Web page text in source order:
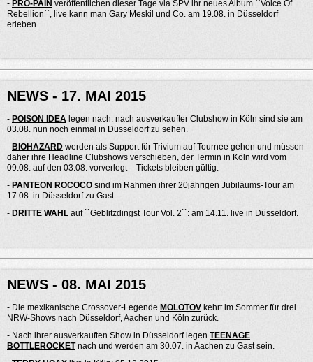
- PRO-PAIN veröffentlichen dieser Tage via SPV ihr neues Album ``Voice Of
Rebellion``, live kann man Gary Meskil und Co. am 19.08. in Düsseldorf
erleben.
NEWS - 17. MAI 2015
- POISON IDEA legen nach: nach ausverkaufter Clubshow in Köln sind sie am
03.08. nun noch einmal in Düsseldorf zu sehen.
- BIOHAZARD werden als Support für Trivium auf Tournee gehen und müssen
daher ihre Headline Clubshows verschieben, der Termin in Köln wird vom
09.08. auf den 03.08. vorverlegt – Tickets bleiben gültig.
- PANTEON ROCOCO sind im Rahmen ihrer 20jährigen Jubiläums-Tour am
17.08. in Düsseldorf zu Gast.
- DRITTE WAHL auf ``Geblitzdingst Tour Vol. 2``: am 14.11. live in Düsseldorf.
NEWS - 08. MAI 2015
- Die mexikanische Crossover-Legende MOLOTOV kehrt im Sommer für drei
NRW-Shows nach Düsseldorf, Aachen und Köln zurück.
- Nach ihrer ausverkauften Show in Düsseldorf legen TEENAGE
BOTTLEROCKETnach und werden am 30.07. in Aachen zu Gast sein.